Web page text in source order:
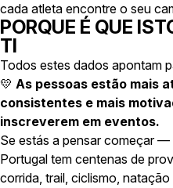
cada atleta encontre o seu
PORQUE É QUE
TI
Todos estes dados apontam
💛 As pessoas estão mais
consistentes e mais
inscreverem em eventos.
Se estás a pensar começar
Portugal tem centenas de
corrida, trail, ciclismo,